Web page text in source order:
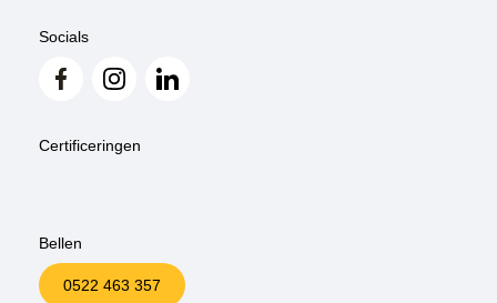
Socials
Certificeringen
Bellen
0522 463 357